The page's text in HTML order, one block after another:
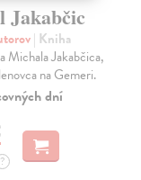
Jakabčic
| Kniha
Michala Jakabčica,
na Gemeri.
dní
?